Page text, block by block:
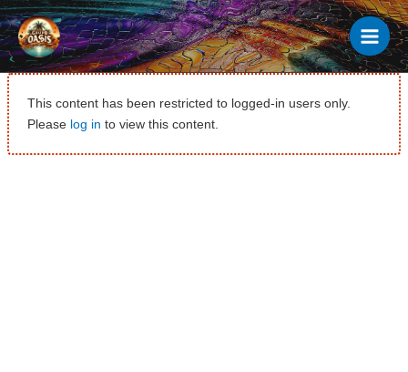
Ir
al
contenido
This content has been restricted to logged-in users only.
Please log in to view this content.